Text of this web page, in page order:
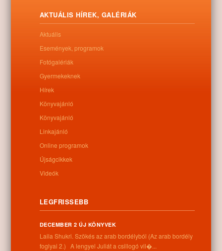
Letöltés
0
Kapcsolódó anyagok
Nem található kapcsolódó anyag
Információk
AKTUÁLIS HÍREK, GALÉRIÁK
Aktuális
Események, programok
Fotógalériák
Gyermekeknek
Hírek
Könyvajánló
Könyvajánló
Linkajánló
Online programok
Újságcikkek
Videók
LEGFRISSEBB
DECEMBER 2 ÚJ KÖNYVEK
Laila Shukri. Szökés ​az arab bordélyból (Az arab bordély
foglyai 2.) A lengyel Juliát a csillogó vil�...